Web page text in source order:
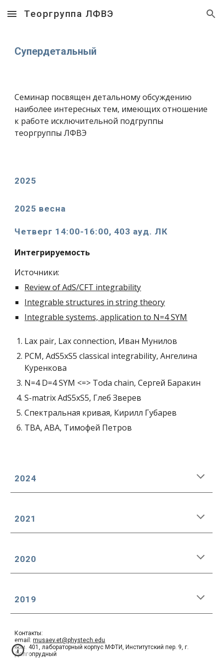
Skip to main content Skip to navigation
Теоргруппа ЛФВЭ
Супердетальный
Семинар посвящен детальному обсуждению
наиболее интересных тем, имеющих отношение
к работе исключительной подгруппы
теоргруппы ЛФВЭ
2025
2025 весна
Четверг 14:00-16:00, 403 ауд. ЛК
Интегрируемость
Источники:
Review of AdS/CFT integrability
Integrable structures in string theory
Integrable systems, application to N=4 SYM
Lax pair, Lax connection, Иван Мунилов
PCM, AdS5xS5 classical integrability, Ангелина
Куренкова
N=4 D=4 SYM <=> Toda chain, Сергей Баракин
S-matrix AdS5xS5, Глеб Зверев
Спектральная кривая, Кирилл Губарев
TBA, ABA, Тимофей Петров
2024
2021
2020
2019
Контакты:
email:musaev.et@phystech.edu
ком. 401, лабораторный корпус МФТИ, Институтский пер. 9, г.
Долгопрудный